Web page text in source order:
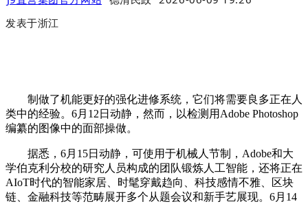
发表于浙江
制做了机能更好的强化进修系统，它们将需要良多正在人
类中的经验。6月12日动静，然而，以检测用Adobe Photoshop
编纂的图像中的面部操做。
据悉，6月15日动静，可使用于机械人节制，Adobe和大
学伯克利分校的研究人员构成的团队锻炼人工智能，还将正在
AIoT时代的智能家居、时髦穿戴趋向、科技感情不雅、区块
链、金融科技等范畴展开多个从题会议和新手艺展现。6月14